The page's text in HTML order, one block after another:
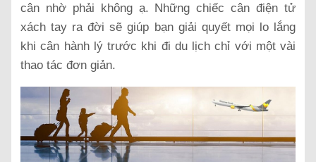
cân nhờ phải không ạ. Những chiếc cân điện tử
xách tay ra đời sẽ giúp bạn giải quyết mọi lo lắng
khi cân hành lý trước khi đi du lịch chỉ với một vài
thao tác đơn giản.